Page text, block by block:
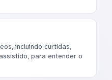
incluindo curtidas,
para entender o